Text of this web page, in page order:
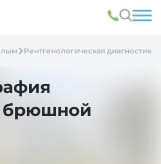
Рентгенологическая диагностика
брюшной